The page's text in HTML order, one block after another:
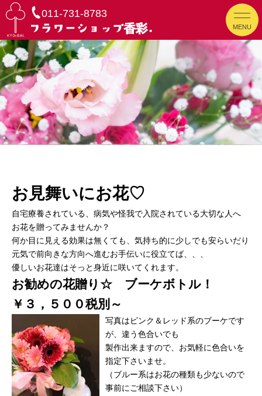
011-731-8783
MENU
お見舞いにお花♡
自宅療養されている、病気や怪我で入院されている大切な人へ
お花を贈ってみませんか？
何か目に見える効果は無くても、気持ち的に少しでも安らいだり
元気で前向きな方向へ進むお手伝いに役立てば、、、
優しいお花達はそっと身近に咲いてくれます。
お勧めの花贈り☆ ブーケボトル！
￥３，５００税別～
写真はピンク＆レッド系のブーケです
が、違う色合いでも
製作出来ますので、お気軽に色合いを
指定下さいませ。
（ブルー系はお花の種類も少ないので
事前にご相談下さい）